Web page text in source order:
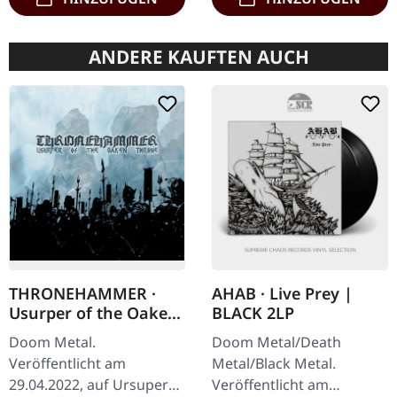
ANDERE KAUFTEN AUCH
THRONEHAMMER ·
Usurper of the Oaken
Throne | DIGIPAK CD
Doom Metal.
Veröffentlicht am
29.04.2022, auf Ursuper
AHAB · Live Prey |
BLACK 2LP
Doom Metal/Death
Metal/Black Metal.
Veröffentlicht am